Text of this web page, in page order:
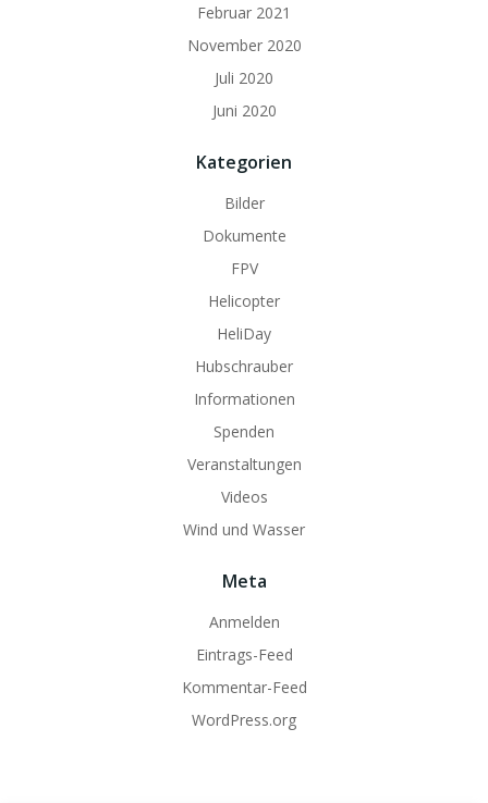
Februar 2021
November 2020
Juli 2020
Juni 2020
Kategorien
Bilder
Dokumente
FPV
Helicopter
HeliDay
Hubschrauber
Informationen
Spenden
Veranstaltungen
Videos
Wind und Wasser
Meta
Anmelden
Eintrags-Feed
Kommentar-Feed
WordPress.org